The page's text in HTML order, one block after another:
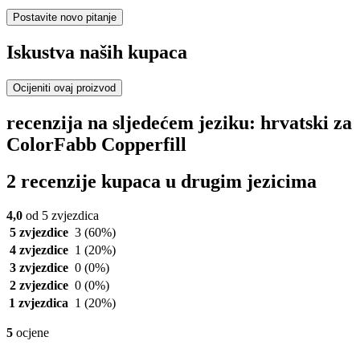
Postavite novo pitanje
Iskustva naših kupaca
Ocijeniti ovaj proizvod
recenzija na sljedećem jeziku: hrvatski za
ColorFabb Copperfill
2 recenzije kupaca u drugim jezicima
4,0 od 5 zvjezdica
5 zvjezdice 3 (60%)
4 zvjezdice 1 (20%)
3 zvjezdice 0 (0%)
2 zvjezdice 0 (0%)
1 zvjezdica 1 (20%)
5 ocjene